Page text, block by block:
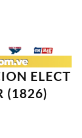
ELECT
(1826)